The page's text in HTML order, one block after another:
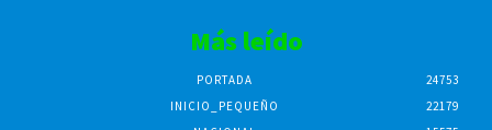
Más leído
PORTADA
24753
INICIO_PEQUEÑO
22179